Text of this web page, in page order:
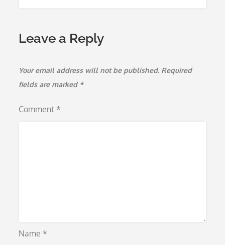
Leave a Reply
Your email address will not be published. Required
fields are marked *
Comment *
Name *